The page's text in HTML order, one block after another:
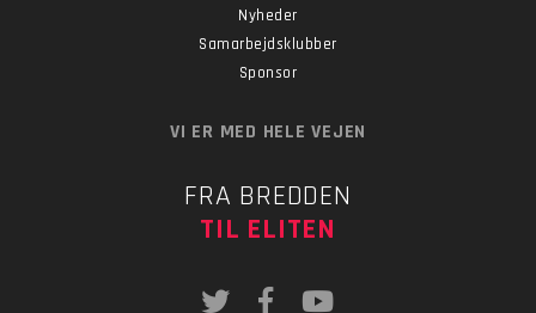
Nyheder
Samarbejdsklubber
Sponsor
VI ER MED HELE VEJEN
FRA BREDDEN
TIL ELITEN